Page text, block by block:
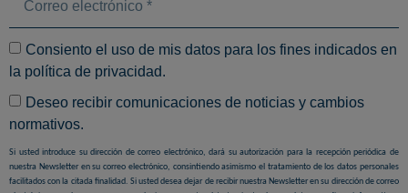
Consiento el uso de mis datos para los fines indicados en
la política de privacidad.
Deseo recibir comunicaciones de noticias y cambios
normativos.
Si usted introduce su dirección de correo electrónico, dará su autorización para la recepción periódica de
nuestra Newsletter en su correo electrónico, consintiendo asimismo el tratamiento de los datos personales
facilitados con la citada finalidad. Si usted desea dejar de recibir nuestra Newsletter en su dirección de correo